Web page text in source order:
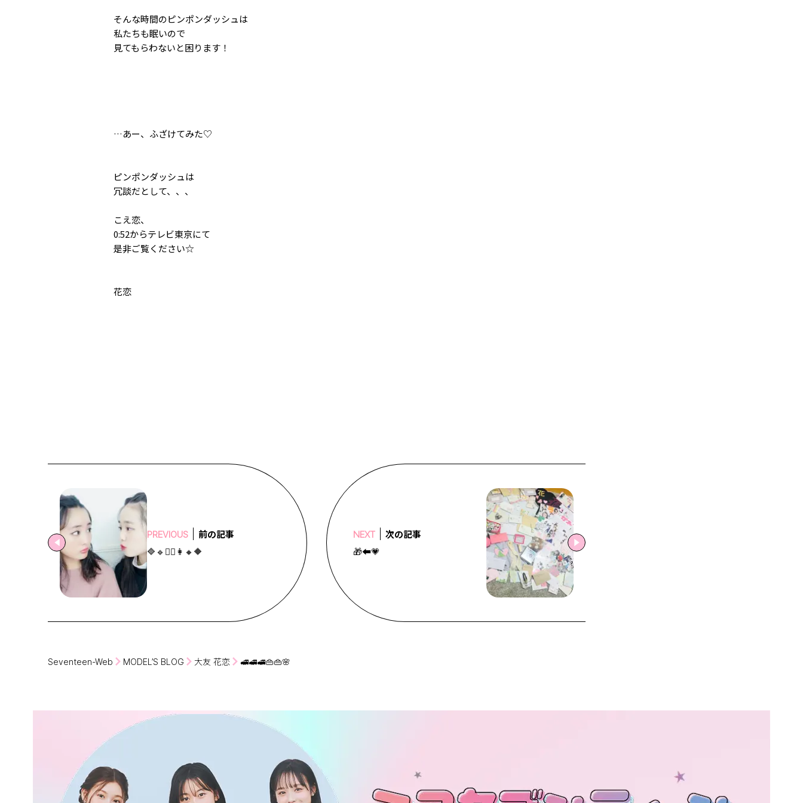
そんな時間のピンポンダッシュは
私たちも眠いので
見てもらわないと困ります！
…あー、ふざけてみた♡
ピンポンダッシュは
冗談だとして、、、
こえ恋、
0:52からテレビ東京にて
是非ご覧ください☆
花恋
PREVIOUS
前の記事
🔷🔹👩‍❤️️‍👩🔸🔶
NEXT
次の記事
🎁⬅️️💗
Seventeen-Web MODEL’S BLOG 大友 花恋 🚅🚅🚅👜👜🌸